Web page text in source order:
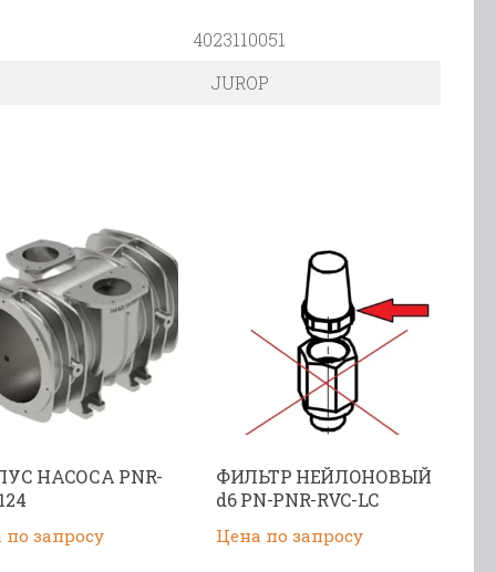
4023110051
JUROP
НАСОСА PNR-
по запросу
ФИЛЬТР НЕЙЛОНОВЫЙ
d6 PN-PNR-RVC-LC
Цена по запросу